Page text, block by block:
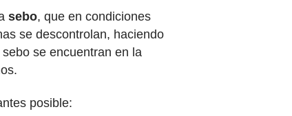
sebo, que en condiciones
se descontrolan, haciendo
se encuentran en la
posible: